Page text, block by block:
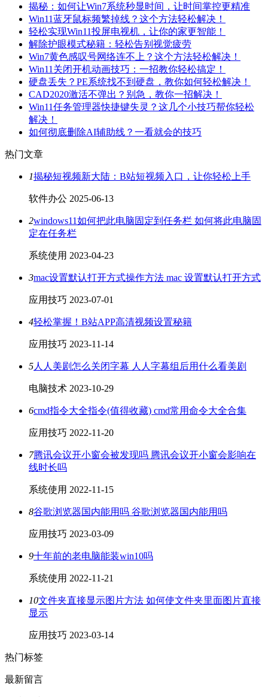
揭秘：如何让Win7系统秒显时间，让时间掌控更精准
Win11蓝牙鼠标频繁掉线？这个方法轻松解决！
轻松实现Win11投屏电视机，让你的家更智能！
解除护眼模式秘籍：轻松告别视觉疲劳
Win7黄色感叹号网络连不上？这个方法轻松解决！
Win11关闭开机动画技巧：一招教你轻松搞定！
硬盘丢失？PE系统找不到硬盘，教你如何轻松解决！
CAD2020激活不弹出？别急，教你一招解决！
Win11任务管理器快捷键失灵？这几个小技巧帮你轻松
解决！
如何彻底删除AI辅助线？一看就会的技巧
热门文章
1揭秘短视频新大陆：B站短视频入口，让你轻松上手
软件办公 2025-06-13
2windows11如何把此电脑固定到任务栏 如何将此电脑固
定在任务栏
系统使用 2023-04-23
3mac设置默认打开方式操作方法 mac 设置默认打开方式
应用技巧 2023-07-01
4轻松掌握！B站APP高清视频设置秘籍
应用技巧 2023-11-14
5人人美剧怎么关闭字幕 人人字幕组后用什么看美剧
电脑技术 2023-10-29
6cmd指令大全指令(值得收藏) cmd常用命令大全合集
应用技巧 2022-11-20
7腾讯会议开小窗会被发现吗 腾讯会议开小窗会影响在
线时长吗
系统使用 2022-11-15
8谷歌浏览器国内能用吗 谷歌浏览器国内能用吗
应用技巧 2023-03-09
9十年前的老电脑能装win10吗
系统使用 2022-11-21
10文件夹直接显示图片方法 如何使文件夹里面图片直接
显示
应用技巧 2023-03-14
热门标签
最新留言